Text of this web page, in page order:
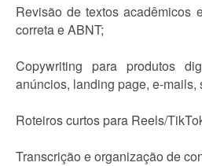
Revisão de textos acadêmicos
correta e ABNT;
Copywriting para produtos
anúncios, landing page, e-mails,
Roteiros curtos para Reels/
Transcrição e organização de